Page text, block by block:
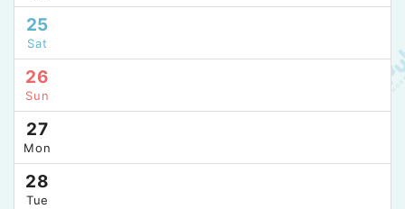
25
Sat
26
Sun
27
Mon
28
Tue